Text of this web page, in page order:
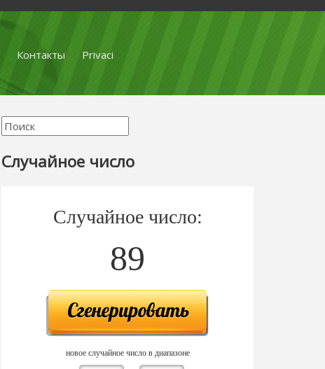
Контакты
Privaci
Случайное число
Случайное число:
89
новое случайное число в диапазоне